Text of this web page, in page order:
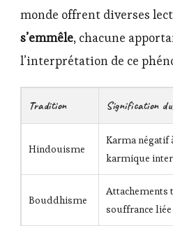
monde offrent diverses
s’emmêle, chacune
l’interprétation de ce
Tradition Signification
Hindouisme
Karma négatif
karmique
Bouddhisme
Attachements
souffrance